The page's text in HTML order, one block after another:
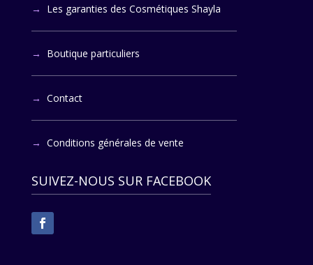
Les garanties des Cosmétiques Shayla
Boutique particuliers
Contact
Conditions générales de vente
SUIVEZ-NOUS SUR FACEBOOK